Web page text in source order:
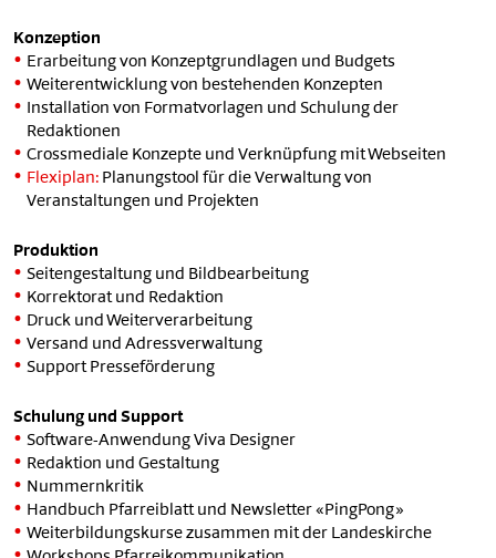
Konzeption
Erarbeitung von Konzeptgrundlagen und Budgets
Weiterentwicklung von bestehenden Konzepten
Installation von Formatvorlagen und Schulung der
Redaktionen
Crossmediale Konzepte und Verknüpfung mit Webseiten
Flexiplan: Planungstool für die Verwaltung von
Veranstaltungen und Projekten
Produktion
Seitengestaltung und Bildbearbeitung
Korrektorat und Redaktion
Druck und Weiterverarbeitung
Versand und Adressverwaltung
Support Presseförderung
Schulung und Support
Software-Anwendung Viva Designer
Redaktion und Gestaltung
Nummernkritik
Handbuch Pfarreiblatt und Newsletter «PingPong»
Weiterbildungskurse zusammen mit der Landeskirche